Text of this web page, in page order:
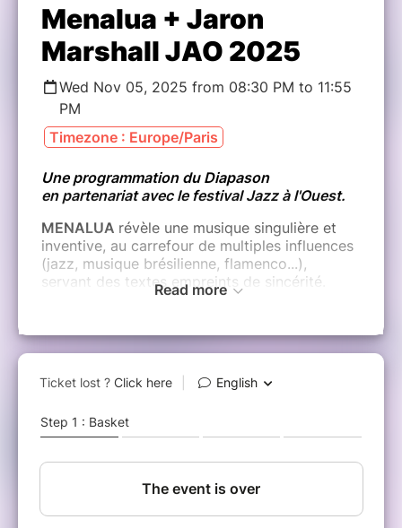
Menalua + Jaron
Marshall JAO 2025
Wed Nov 05, 2025 from 08:30 PM to 11:55
PM
Timezone : Europe/Paris
Une programmation du Diapason
en partenariat avec le festival Jazz à l'Ouest.
MENALUA révèle une musique singulière et
inventive, au carrefour de multiples influences
(jazz, musique brésilienne, flamenco...),
servant des textes empreints de sincérité.
JaRon Marshall est né en Louisiane et a grandi
à Loreauville où dès l’âge de 11 ans, il jouait du
piano dans l’orchestre de l’église du village.
Désireux de s’émanciper, il est parti au Texas.
en pleine écriture des compositions psyché-
soul du groupe d’Austin, Black Pumas et
intégrait le back band du groupe. Sur ces
propres compositions, le virtuose du clavier
s’inspire de figures comme Chris Dave, Miles
Davis, Herbie Hancock, Kamasi Washington,
Read more